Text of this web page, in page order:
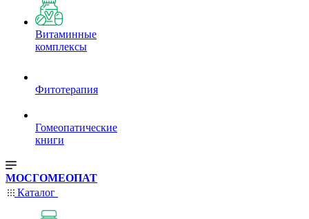
Витаминные
комплексы
Фитотерапия
Гомеопатические
книги
МОСГОМЕОПАТ
Каталог